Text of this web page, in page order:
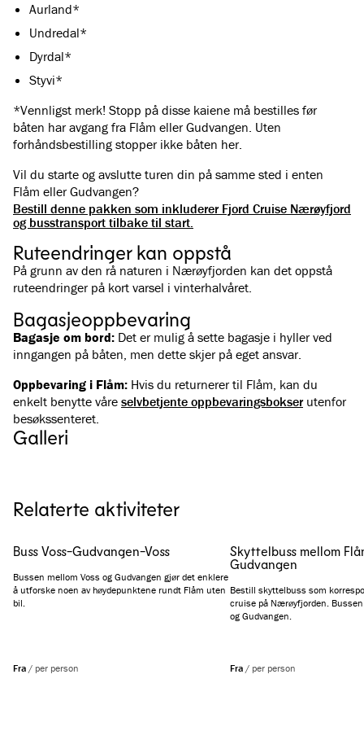
Aurland*
Undredal*
Dyrdal*
Styvi*
*Vennligst merk! Stopp på disse kaiene må bestilles før
båten har avgang fra Flåm eller Gudvangen. Uten
forhåndsbestilling stopper ikke båten her.
Vil du starte og avslutte turen din på samme sted i enten
Flåm eller Gudvangen?
Bestill denne pakken som inkluderer Fjord Cruise Nærøyfjord
og busstransport tilbake til start.
Ruteendringer kan oppstå
På grunn av den rå naturen i Nærøyfjorden kan det oppstå
ruteendringer på kort varsel i vinterhalvåret.
Bagasjeoppbevaring
Bagasje om bord: Det er mulig å sette bagasje i hyller ved
inngangen på båten, men dette skjer på eget ansvar.
Oppbevaring i Flåm: Hvis du returnerer til Flåm, kan du
enkelt benytte våre selvbetjente oppbevaringsbokserutenfor
besøkssenteret.
Galleri
Relaterte aktiviteter
Buss Voss-Gudvangen-Voss
Bussen mellom Voss og Gudvangen gjør det enklere
å utforske noen av høydepunktene rundt Flåm uten
bil.
Fra / per person
Skyttelbuss mellom
Gudvangen
Bestill skyttelbuss som
cruise på Nærøyfjorden.
og Gudvangen.
Fra / per person